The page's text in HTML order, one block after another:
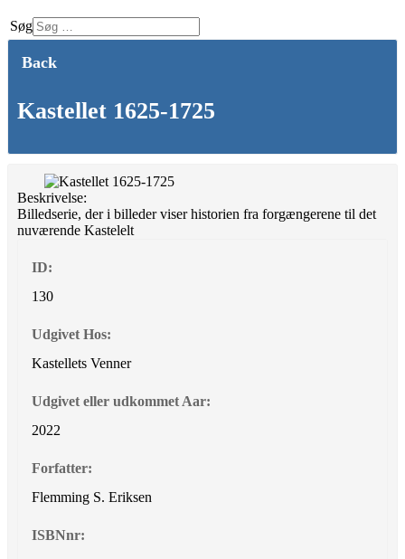
Søg
Back
Kastellet 1625-1725
Beskrivelse:
Billedserie, der i billeder viser historien fra forgængerene til det
nuværende Kastelelt
ID:
130
Udgivet Hos:
Kastellets Venner
Udgivet eller udkommet Aar:
2022
Forfatter:
Flemming S. Eriksen
ISBNnr: